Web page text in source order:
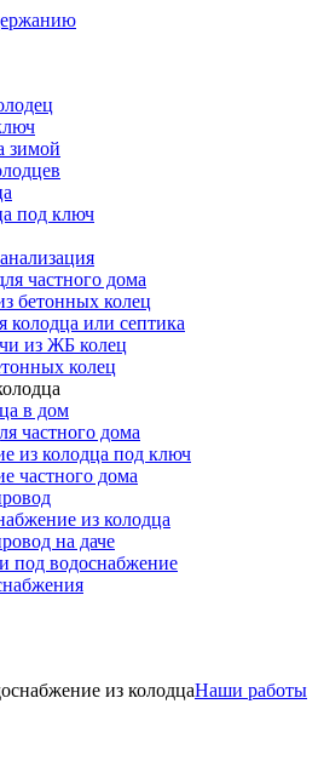
зимой
под ключ
частного дома
бетонных колец
колодца или септика
из ЖБ колец
колец
в дом
частного дома
из колодца под ключ
частного дома
из колодца
на даче
под водоснабжение
из колодцаНаши работы